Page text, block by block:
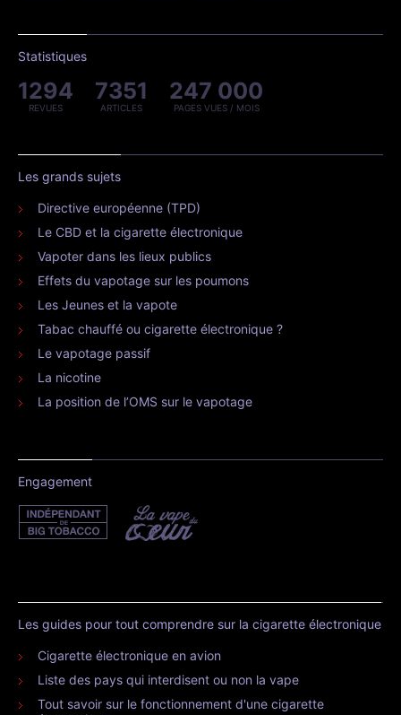
Statistiques
1294
REVUES
7351
ARTICLES
247 000
PAGES VUES / MOIS
Les grands sujets
Directive européenne (TPD)
Le CBD et la cigarette électronique
Vapoter dans les lieux publics
Effets du vapotage sur les poumons
Les Jeunes et la vapote
Tabac chauffé ou cigarette électronique ?
Le vapotage passif
La nicotine
La position de l’OMS sur le vapotage
Engagement
Les guides pour tout comprendre sur la cigarette électronique
Cigarette électronique en avion
Liste des pays qui interdisent ou non la vape
Tout savoir sur le fonctionnement d'une cigarette